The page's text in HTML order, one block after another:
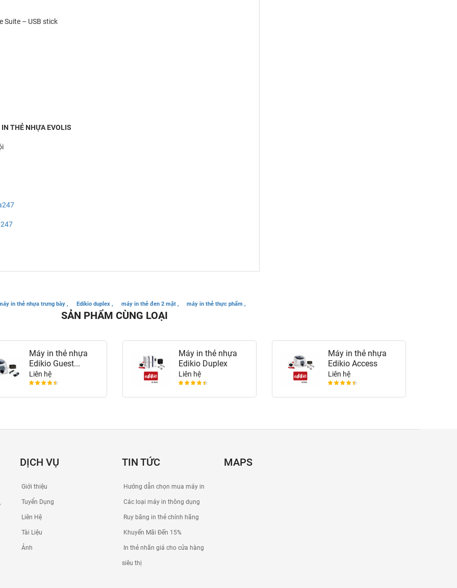
Suite – USB stick
THẺ NHỰA EVOLIS
in thẻ nhựa trưng bày , Edikio duplex , máy in thẻ đen 2 mặt , máy in thẻ thực phẩm ,
SẢN PHẨM CÙNG LOẠI
Máy in thẻ nhựa
Edikio Guest...
Liên hệ
Máy in thẻ nhựa
Edikio Duplex
Liên hệ
Máy in thẻ nhựa
Edikio Access
Liên hệ
DỊCH VỤ
Giới thiệu
Tuyển Dụng
Liên Hệ
Tài Liệu
Ảnh
TIN TỨC
Hướng dẫn chọn mua máy in
Các loại máy in thông dụng
Ruy băng in thẻ chính hãng
Khuyến Mãi Đến 15%
In thẻ nhãn giá cho cửa hàng
siêu thị
MAPS